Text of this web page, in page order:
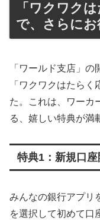
「ワクワク
で、さらにお
「ワールド支店」
「ワクワクはたら
た。これは、ワーカ
る、嬉しい特典が満
特典1：新規口
みんなの銀行アプリ
を選択して初めて口